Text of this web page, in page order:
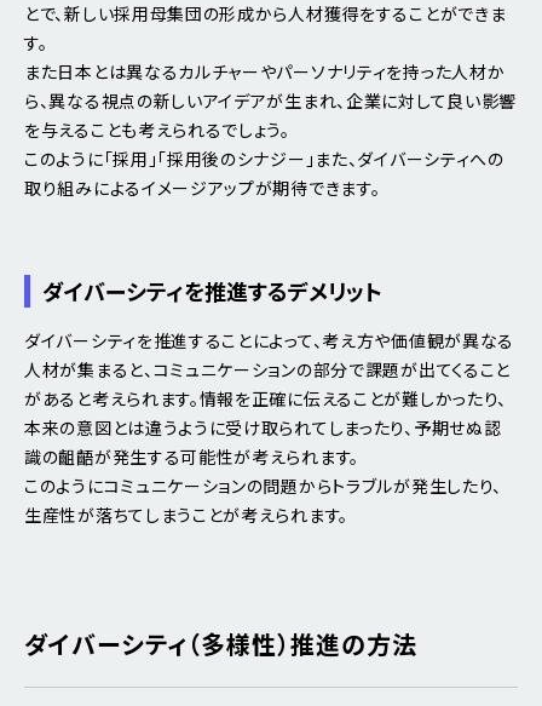
とで、新しい採用母集団の形成から人材獲得をすることができま
す。
また日本とは異なるカルチャーやパーソナリティを持った人材か
ら、異なる視点の新しいアイデアが生まれ、企業に対して良い影響
を与えることも考えられるでしょう。
このように「採用」「採用後のシナジー」また、ダイバーシティへの
取り組みによるイメージアップが期待できます。
ダイバーシティを推進するデメリット
ダイバーシティを推進することによって、考え方や価値観が異なる
人材が集まると、コミュニケーションの部分で課題が出てくること
があると考えられます。情報を正確に伝えることが難しかったり、
本来の意図とは違うように受け取られてしまったり、予期せぬ認
識の齟齬が発生する可能性が考えられます。
このようにコミュニケーションの問題からトラブルが発生したり、
生産性が落ちてしまうことが考えられます。
ダイバーシティ（多様性）推進の方法